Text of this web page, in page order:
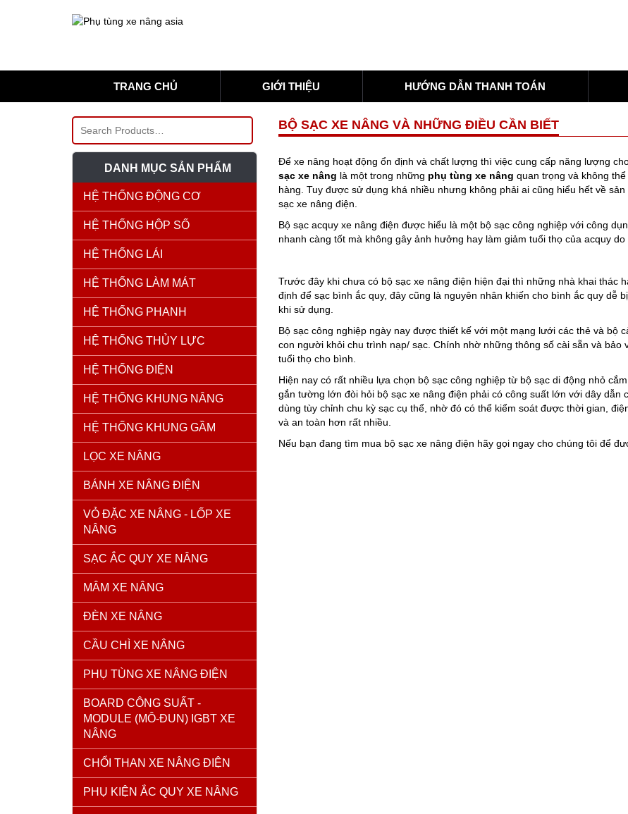
TRANG CHỦ GIỚI THIỆU HƯỚNG DẪN THANH TOÁN
BỘ SẠC XE NÂNG VÀ NHỮNG ĐIỀU CẦN BIẾT
Để xe nâng hoạt động ổn định và chất lượng thì việc cung cấp năng lượng
sạc xe nâng là một trong những phụ tùng xe nâng quan trọng và không
hàng. Tuy được sử dụng khá nhiều nhưng không phải ai cũng hiểu hết về
sạc xe nâng điện.
Bộ sạc acquy xe nâng điện được hiểu là một bộ sạc công nghiệp với công
nhanh càng tốt mà không gây ảnh hưởng hay làm giảm tuổi thọ của acquy do
Trước đây khi chưa có bộ sạc xe nâng điện hiện đại thì những nhà khai thác
định để sạc bình ắc quy, đây cũng là nguyên nhân khiến cho bình ắc quy dễ
khi sử dụng.
Bộ sạc công nghiệp ngày nay được thiết kế với một mạng lưới các thẻ và bộ
con người khỏi chu trình nạp/ sạc. Chính nhờ những thông số cài sẵn và
tuổi thọ cho bình.
Hiện nay có rất nhiều lựa chọn bộ sạc công nghiệp từ bộ sạc di động nhỏ
gắn tường lớn đòi hỏi bộ sạc xe nâng điện phải có công suất lớn với dây dẫn
dùng tùy chỉnh chu kỳ sạc cụ thể, nhờ đó có thể kiểm soát được thời gian,
và an toàn hơn rất nhiều.
Nếu bạn đang tìm mua bộ sạc xe nâng điện hãy gọi ngay cho chúng tôi để
DANH MỤC SẢN PHẨM
HỆ THỐNG ĐỘNG CƠ
HỆ THỐNG HỘP SỐ
HỆ THỐNG LÁI
HỆ THỐNG LÀM MÁT
HỆ THỐNG PHANH
HỆ THỐNG THỦY LỰC
HỆ THỐNG ĐIỆN
HỆ THỐNG KHUNG NÂNG
HỆ THỐNG KHUNG GẦM
LỌC XE NÂNG
BÁNH XE NÂNG ĐIỆN
VỎ ĐẶC XE NÂNG - LỐP XE
NÂNG
SẠC ẮC QUY XE NÂNG
MÂM XE NÂNG
ĐÈN XE NÂNG
CẦU CHÌ XE NÂNG
PHỤ TÙNG XE NÂNG ĐIỆN
BOARD CÔNG SUẤT -
MODULE (MÔ-ĐUN) IGBT XE
NÂNG
CHỔI THAN XE NÂNG ĐIỆN
PHỤ KIỆN ẮC QUY XE NÂNG